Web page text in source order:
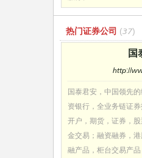
热门证券公司 (37)
国
http://
国泰君安，中国领先
资银行，全业务链证
开户，期货，证券，
金交易；融资融券，
融产品，柜台交易产